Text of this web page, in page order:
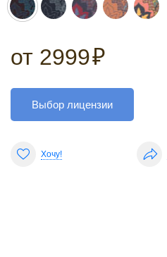
от 2999₽
Выбор лицензии
Хочу!